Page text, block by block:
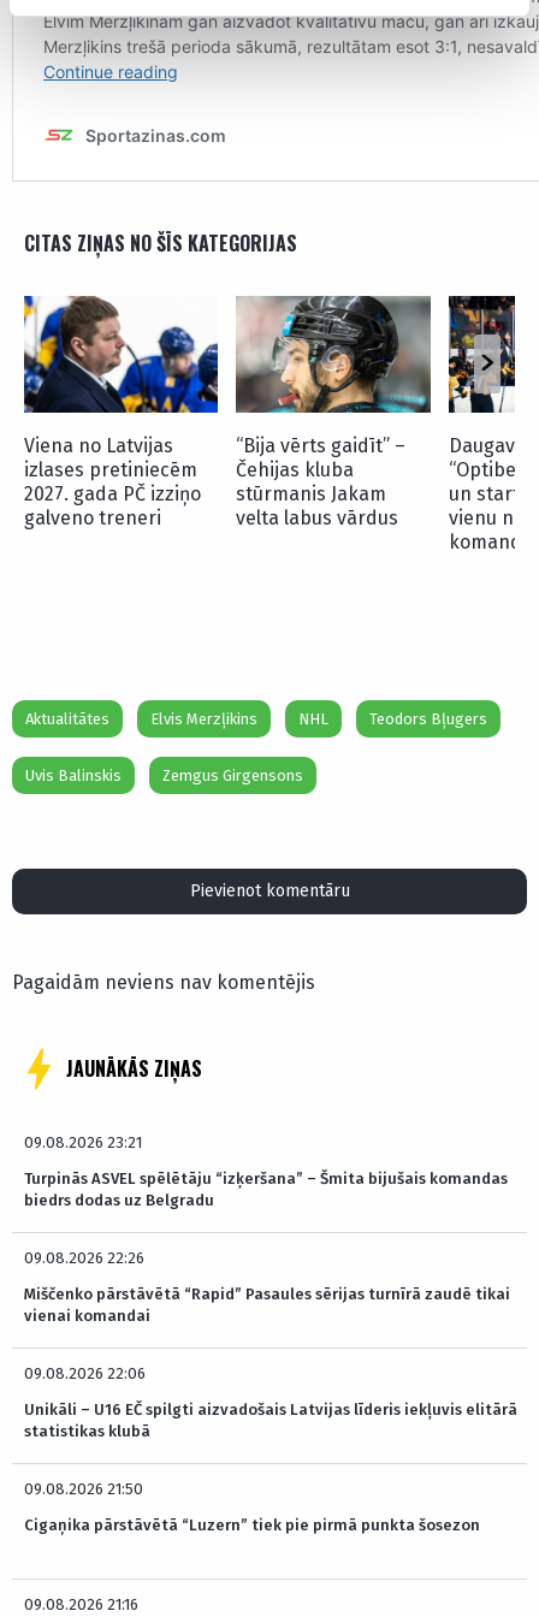
CITAS ZIŅAS NO ŠĪS KATEGORIJAS
Viena no Latvijas
izlases pretiniecēm
2027. gada PČ izziņo
galveno treneri
“Bija vērts gaidīt” –
Čehijas kluba
stūrmanis Jakam
velta labus vārdus
un
vienu no
Aktualitātes Elvis Merzļikins NHL Teodors Bļugers
Uvis Balinskis Zemgus Girgensons
Pievienot komentāru
Pagaidām neviens nav komentējis
JAUNĀKĀS ZIŅAS
09.08.2026 23:21
Turpinās ASVEL spēlētāju “izķeršana” – Šmita bijušais komandas
biedrs dodas uz Belgradu
09.08.2026 22:26
Miščenko pārstāvētā “Rapid” Pasaules sērijas turnīrā zaudē tikai
vienai komandai
09.08.2026 22:06
Unikāli – U16 EČ spilgti aizvadošais Latvijas līderis iekļuvis elitārā
statistikas klubā
09.08.2026 21:50
Cigaņika pārstāvētā “Luzern” tiek pie pirmā punkta šosezon
09.08.2026 21:16